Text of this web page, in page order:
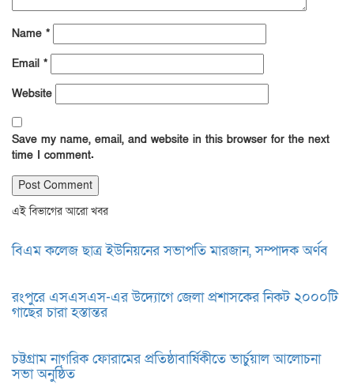
Name *
Email *
Website
Save my name, email, and website in this browser for the next
time I comment.
এই বিভাগের আরো খবর
বিএম কলেজ ছাত্র ইউনিয়নের সভাপতি মারজান, সম্পাদক অর্ণব
রংপুরে এসএসএস-এর উদ্যোগে জেলা প্রশাসকের নিকট ২০০০টি
গাছের চারা হস্তান্তর
চট্টগ্রাম নাগরিক ফোরামের প্রতিষ্ঠাবার্ষিকীতে ভার্চুয়াল আলোচনা
সভা অনুষ্ঠিত